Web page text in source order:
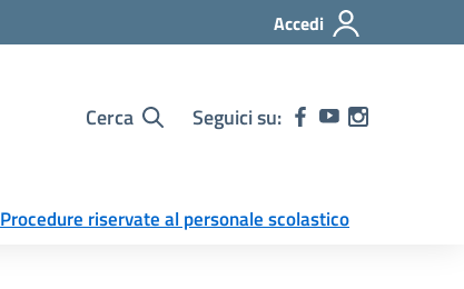
Accedi
Cerca Seguici su:
Procedure riservate al personale scolastico